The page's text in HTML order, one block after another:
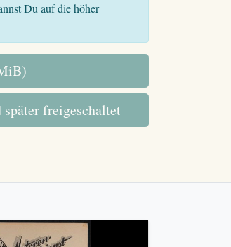
Du auf die höher
freigeschaltet